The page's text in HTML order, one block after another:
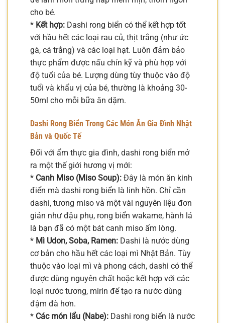
cho bé.
* Kết hợp: Dashi rong biển có thể kết hợp tốt
với hầu hết các loại rau củ, thịt trắng (như ức
gà, cá trắng) và các loại hạt. Luôn đảm bảo
thực phẩm được nấu chín kỹ và phù hợp với
độ tuổi của bé. Lượng dùng tùy thuộc vào độ
tuổi và khẩu vị của bé, thường là khoảng 30-
50ml cho mỗi bữa ăn dặm.
Dashi Rong Biển Trong Các Món Ăn Gia Đình Nhật
Bản và Quốc Tế
Đối với ẩm thực gia đình, dashi rong biển mở
ra một thế giới hương vị mới:
* Canh Miso (Miso Soup): Đây là món ăn kinh
điển mà dashi rong biển là linh hồn. Chỉ cần
dashi, tương miso và một vài nguyên liệu đơn
giản như đậu phụ, rong biển wakame, hành lá
là bạn đã có một bát canh miso ấm lòng.
* Mì Udon, Soba, Ramen: Dashi là nước dùng
cơ bản cho hầu hết các loại mì Nhật Bản. Tùy
thuộc vào loại mì và phong cách, dashi có thể
được dùng nguyên chất hoặc kết hợp với các
loại nước tương, mirin để tạo ra nước dùng
đậm đà hơn.
* Các món lẩu (Nabe): Dashi rong biển là nước